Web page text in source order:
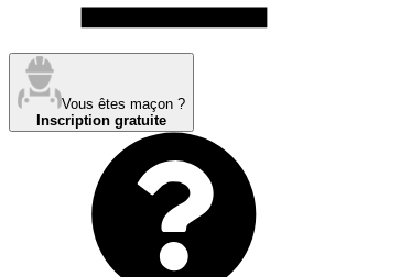
Vous êtes maçon ?
Inscription gratuite